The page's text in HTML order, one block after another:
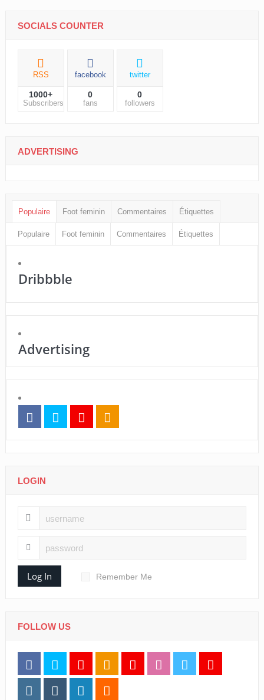
SOCIALS COUNTER
RSS
1000+
Subscribers
facebook
0
fans
twitter
0
followers
ADVERTISING
Populaire Foot feminin Commentaires Étiquettes
Populaire Foot feminin Commentaires Étiquettes
Dribbble
Advertising
LOGIN
Log In Remember Me
FOLLOW US